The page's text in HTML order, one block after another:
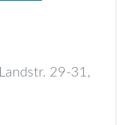
29-31,